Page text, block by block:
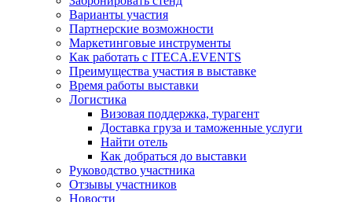
Варианты участия
Партнерские возможности
Маркетинговые инструменты
Как работать с ITECA.EVENTS
Преимущества участия в выставке
Время работы выставки
Логистика
Визовая поддержка, турагент
Доставка груза и таможенные услуги
Найти отель
Как добраться до выставки
Руководство участника
Отзывы участников
Новости